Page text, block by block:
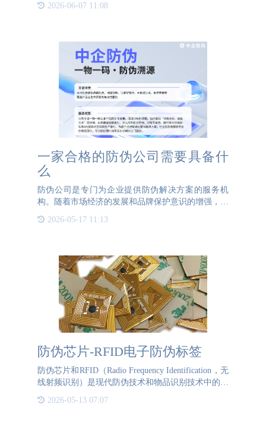
供可靠的溯源系统，成为了必要而重要的环节。防伪
2026-06-07 11:08
一家合格的防伪公司需要具备什
么
防伪公司是专门为企业提供防伪解决方案的服务机
构。随着市场经济的发展和品牌保护意识的增强，防
伪公司的角色变得越来越重要。防伪公司通过各种先
进的技术和手段，帮助企业保护品牌，防止假冒伪劣
2026-05-17 11:13
防伪芯片-RFID电子防伪标签
防伪芯片和RFID（Radio Frequency Identification，无
线射频识别）是现代防伪技术和物品识别技术中的两
个重要概念。防伪芯片是一种专门设计的电子芯片，
用于验证产品的真实性和防
2026-05-13 07:07